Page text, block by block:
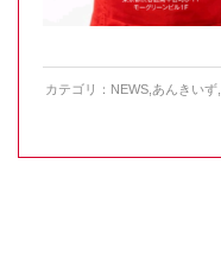
カテゴリ： NEWS あんきいず